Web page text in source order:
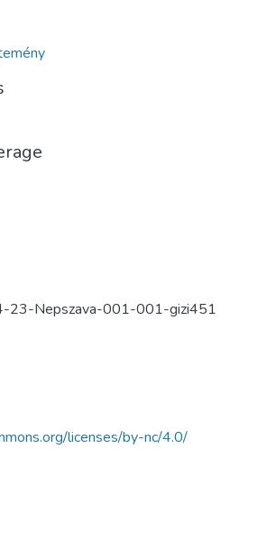
Nepszava-001-001-gizi451
licenses/by-nc/4.0/